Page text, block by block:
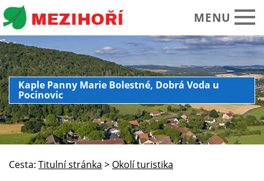
MENU
Obecní úřad
O obci Mezihoří
Historie Památky
Spolky sdružení
Okolí turistika
Kaple Panny Marie Bolestné, Dobrá Voda u
Pocinovic
Cesta: Titulní stránka > Okolí turistika